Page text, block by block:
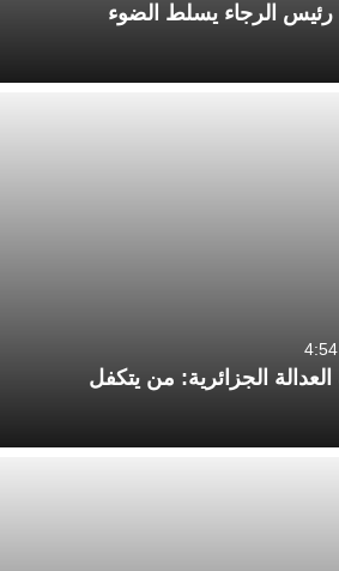
رئيس الرجاء يسلط الضوء
الجزائرية: من يتكفل